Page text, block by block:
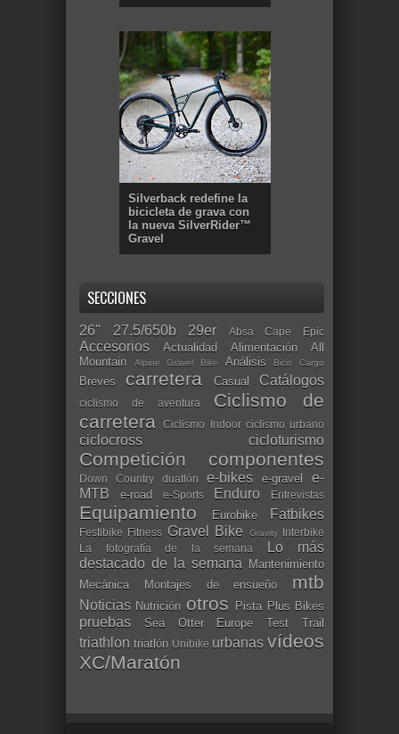
Silverback redefine la
bicicleta de grava con
la nueva SilverRider™
Gravel
SECCIONES
26" 27.5/650b 29er Absa Cape Epic
Accesorios Actualidad Alimentación
All
Mountain
Alpine Gravel Bike Análisis Bicis Cargo
Breves carretera Casual Catálogos
ciclismo de aventura
Ciclismo de
carretera
Ciclismo Indoor ciclismo urbano
ciclocross cicloturismo
Competición componentes
Down Country duatlón e-bikes e-gravel
e-
MTB
e-road e-Sports Enduro Entrevistas
Equipamiento Eurobike Fatbikes
Festibike Fitness Gravel Bike Gravity Interbike
La fotografía de la semana
Lo más
destacado de la semana Mantenimiento
Mecánica
Montajes de ensueño mtb
Noticias Nutrición otros Pista Plus Bikes
pruebas Sea Otter Europe Test Trail
triathlon triatlón Unibike urbanas vídeos
XC/Maratón